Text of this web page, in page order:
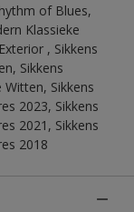
of Blues,
Klassieke
, Sikkens
Sikkens
Witten, Sikkens
2023, Sikkens
2021, Sikkens
2018